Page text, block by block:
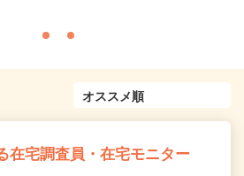
在宅調査員・在宅モニター